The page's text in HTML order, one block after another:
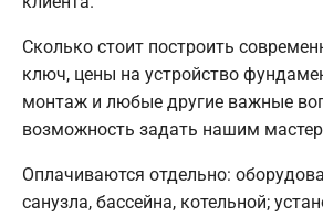
Сколько стоит построить
ключ, цены на устройство
монтаж и любые другие важные
возможность задать нашим
Оплачиваются отдельно:
санузла, бассейна, котельной;